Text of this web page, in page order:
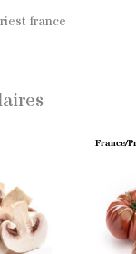
france
France/